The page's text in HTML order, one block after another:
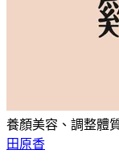
養顏美容、調整體
田原香